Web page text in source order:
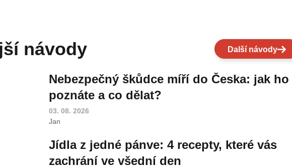
návody Další návody
Nebezpečný škůdce míří do Česka: jak ho
poznáte a co dělat?
03. 08. 2026
Jan
Jídla z jedné pánve: 4 recepty, které vás
zachrání ve všední den